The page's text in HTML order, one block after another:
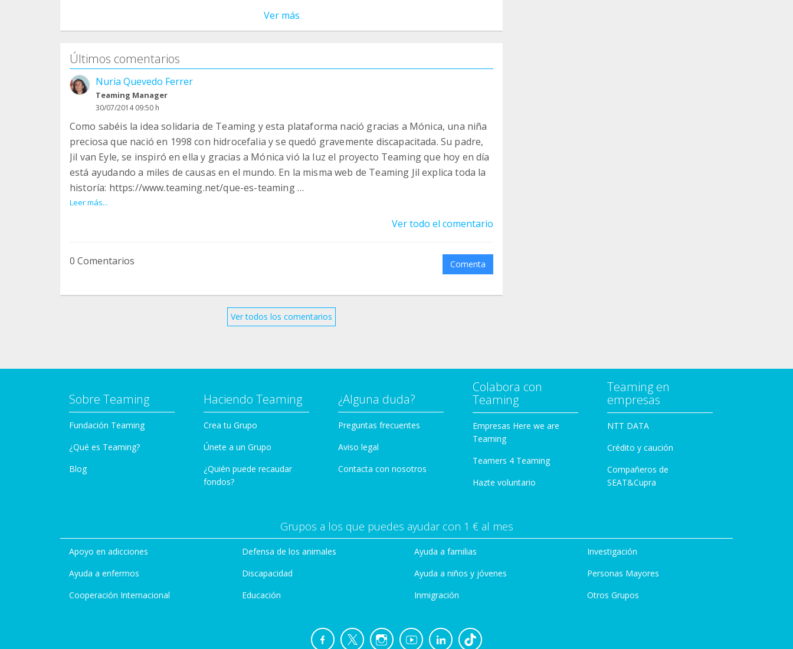
Ver más
Últimos comentarios
Nuria Quevedo Ferrer
Teaming Manager
30/07/2014 09:50 h
Como sabéis la idea solidaria de Teaming y esta plataforma nació gracias a Mónica, una niña
preciosa que nació en 1998 con hidrocefalia y se quedó gravemente discapacitada. Su padre,
Jil van Eyle, se inspiró en ella y gracias a Mónica vió la luz el proyecto Teaming que hoy en día
está ayudando a miles de causas en el mundo. En la misma web de Teaming Jil explica toda la
historía: https://www.teaming.net/que-es-teaming
Ahora, y tras más de 15 años dedicado a propagar la idea del teaming, primero en las
empresas y después a través de teaming.net, por un cúmulo de circunstancias Jil y su familia
desplazamientos, últimamente ha empeorado porque por la crisis y los recortes han
Por eso hemos decido crear este grupo Teaming. Ya es hora de que sean ellos los que reciban
una pequeñísima parte de lo que ellos han aportado a la sociedad y queremos que ahora sea
el propio Teaming quien ayude a Mónica y su familia.
Por ello, os pido ayuda para difundir el grupo y que seamos muchos los que aportemos
Leer más...
Ver todo el comentario
0 Comentarios Comenta
Ver todos los comentarios
Sobre Teaming
Fundación Teaming
¿Qué es Teaming?
Blog
Haciendo Teaming
Crea tu Grupo
Únete a un Grupo
¿Quién puede recaudar
fondos?
¿Alguna duda?
Preguntas frecuentes
Aviso legal
Contacta con nosotros
Colabora con
Teaming
Empresas Here we are
Teaming
Teamers 4 Teaming
Hazte voluntario
Teaming en
empresas
NTT DATA
Crédito y caución
Compañeros de
SEAT&Cupra
Grupos a los que puedes ayudar con 1 € al mes
Apoyo en adicciones
Ayuda a enfermos
Cooperación Internacional
Defensa de los animales
Discapacidad
Educación
Ayuda a familias
Ayuda a niños y jóvenes
Inmigración
Investigación
Personas Mayores
Otros Grupos